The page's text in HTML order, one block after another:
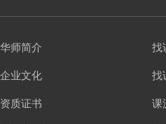
华师简介
企业文化
资质证书
找
找
课